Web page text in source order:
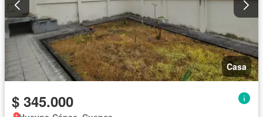
Casa
$ 345.000